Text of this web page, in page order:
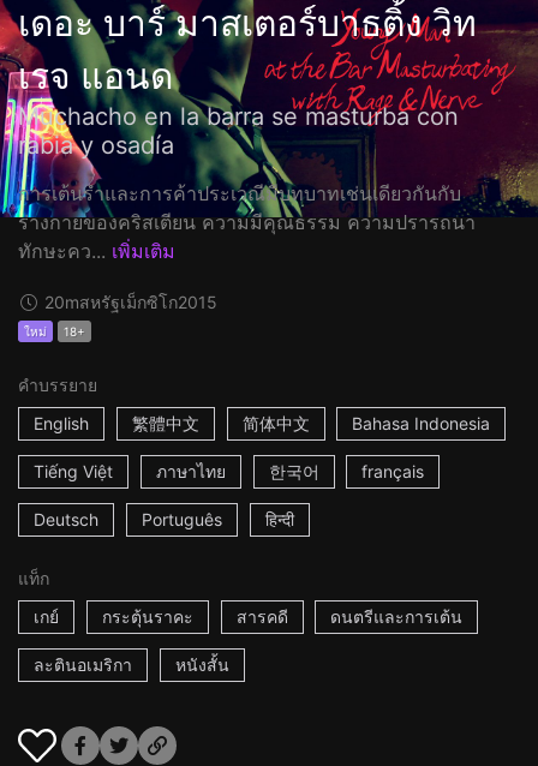
เดอะ บาร์ มาสเตอร์บาธติ้ง วิท
เรจ แอนด
Muchacho en la barra se masturba con
rabia y osadía
การเต้นรำและการค้าประเวณีมีบทบาทเช่นเดียวกันกับ
ร่างกายของคริสเตียน ความมีคุณธรรม ความปรารถนา
ทักษะคว... เพิ่มเติม
20mสหรัฐเม็กซิโก2015
ใหม่ 18+
คำบรรยาย
English
繁體中文 简体中文 Bahasa Indonesia
Tiếng Việt ภาษาไทย 한국어 français
Deutsch Português हिन्दी
แท็ก
เกย์
กระตุ้นราคะ สารคดี ดนตรีและการเต้น
ละตินอเมริกา หนังสั้น